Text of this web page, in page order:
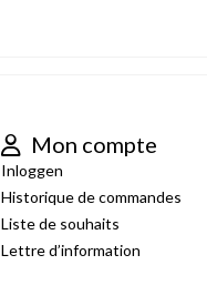
Mon compte
Inloggen
Historique de commandes
Liste de souhaits
Lettre d’information